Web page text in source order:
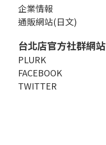
企業情報
通販網站(日文)
台北店官方社群網站
PLURK
FACEBOOK
TWITTER